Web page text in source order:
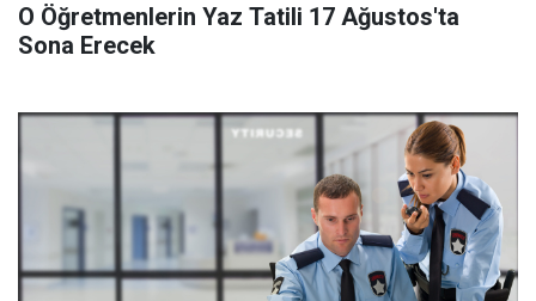
O Öğretmenlerin Yaz Tatili 17 Ağustos'ta
Sona Erecek